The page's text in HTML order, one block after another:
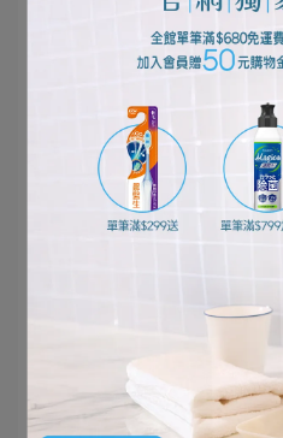
【塗抹放置洗淨】對策
針對前一天的待洗衣物，
的人，建議您使用「塗抹
方式洗淨。需要準備臉盆
菌作用，且可進行「塗抹
「塗抹放置洗淨」，可以
以抑制異味的產生。
◆ 深入纖維洗淨，還給